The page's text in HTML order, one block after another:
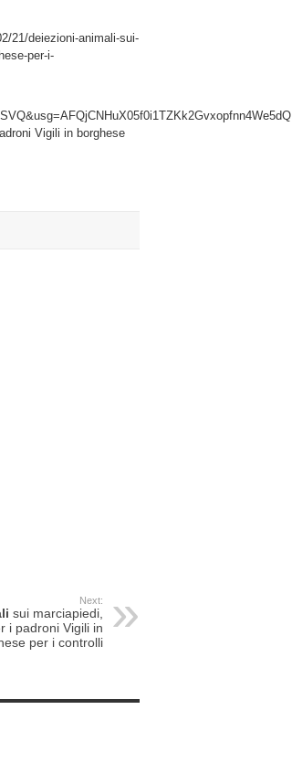
21/deiezioni-animali-sui-
per-i-
Vigili in borghese
Next:
sui marciapiedi,
i padroni Vigili in
per i controlli